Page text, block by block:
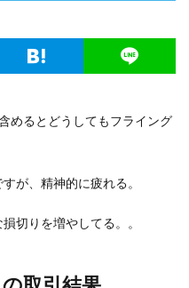
めるとどうしてもフライング
が、精神的に疲れる。
切りを増やしてる。。